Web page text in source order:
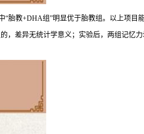
教+DHA组”明显优于胎教组。以上项目
差异无统计学意义；实验后，两组记忆